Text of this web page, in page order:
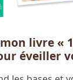
livre «
éveiller